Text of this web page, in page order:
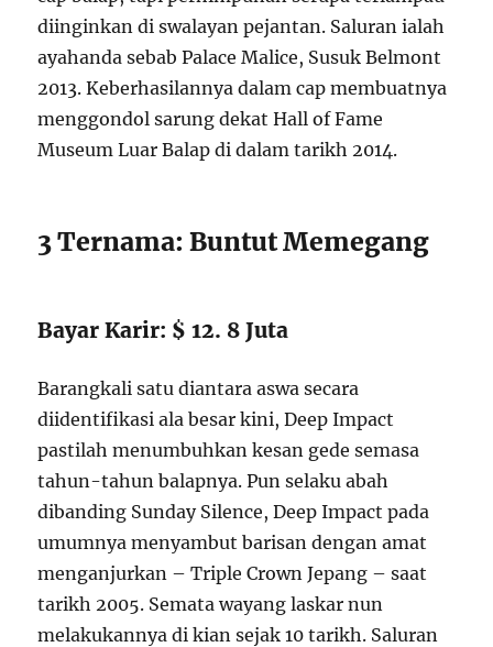
diinginkan di swalayan pejantan. Saluran ialah
ayahanda sebab Palace Malice, Susuk Belmont
2013. Keberhasilannya dalam cap membuatnya
menggondol sarung dekat Hall of Fame
Museum Luar Balap di dalam tarikh 2014.
3 Ternama: Buntut Memegang
Bayar Karir: $ 12. 8 Juta
Barangkali satu diantara aswa secara
diidentifikasi ala besar kini, Deep Impact
pastilah menumbuhkan kesan gede semasa
tahun-tahun balapnya. Pun selaku abah
dibanding Sunday Silence, Deep Impact pada
umumnya menyambut barisan dengan amat
menganjurkan – Triple Crown Jepang – saat
tarikh 2005. Semata wayang laskar nun
melakukannya di kian sejak 10 tarikh. Saluran